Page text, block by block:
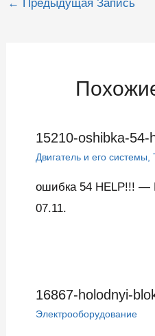
← Предыдущая Запись
15210-oshibka-54-
Двигатель и его системы
ошибка 54 HELP!!! —
07.11.
16867-holodnyi-
Электрооборудование